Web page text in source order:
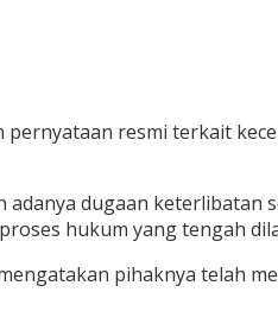
resmi terkait
dugaan
hukum yang tengah
pihaknya telah